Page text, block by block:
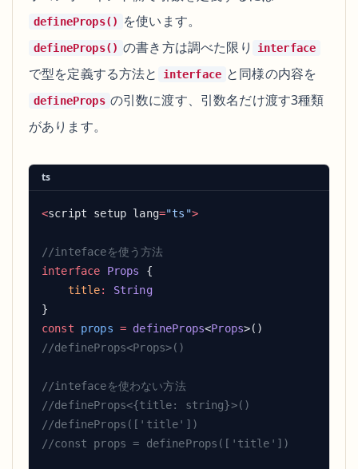
defineProps() を使います。
defineProps() の書き方は調べた限り interface
で型を定義する方法と interface と同様の内容を
defineProps の引数に渡す、引数名だけ渡す3種類
があります。
ts
<script setup lang="ts" >
interface Props
    title
:
String
const props = defineProps<Props
//intefaceを使わない方法